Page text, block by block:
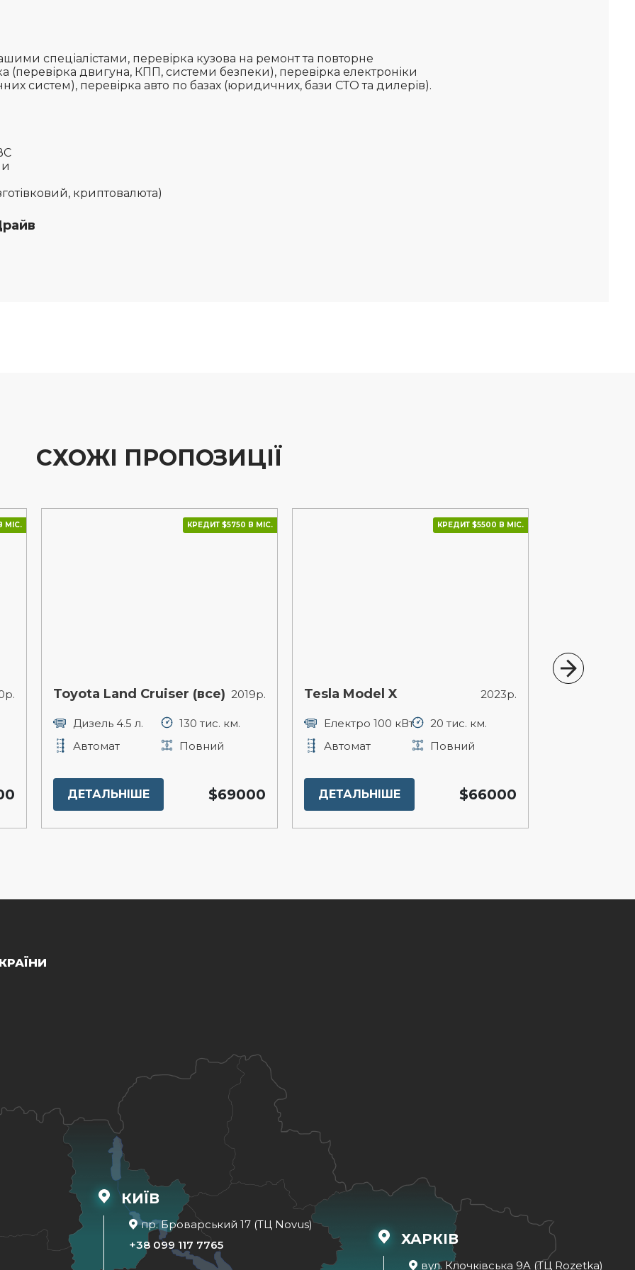
спеціалістами, перевірка кузова на ремонт та повторне
(перевірка двигуна, КПП, системи безпеки), перевірка електроніки
систем), перевірка авто по базах (юридичних, бази СТО та дилерів).
криптовалюта)
СХОЖІ ПРОПОЗИЦІЇ
МІС. КРЕДИТ $5750 В МІС.
Toyota Land Cruiser (все) 2019р.
Дизель 4.5 л.
130 тис. км.
Автомат
Повний
ДЕТАЛЬНІШЕ $69000
КРЕДИТ $5500 В МІС.
Tesla Model X 2023р.
Електро 100 кВт
20 тис. км.
Автомат
Повний
ДЕТАЛЬНІШЕ $66000
КИЇВ
пр. Броварський 17 (ТЦ Novus)
+38 099 117 7765
ХАРКІВ
вул. Клочківська 9A (ТЦ Rozetka)